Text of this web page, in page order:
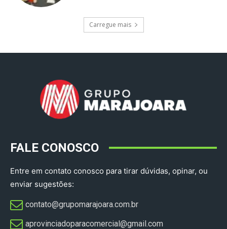
Carregue mais
FALE CONOSCO
Entre em contato conosco para tirar dúvidas, opinar, ou
enviar sugestões:
contato@grupomarajoara.com.br
aprovinciadoparacomercial@gmail.com​